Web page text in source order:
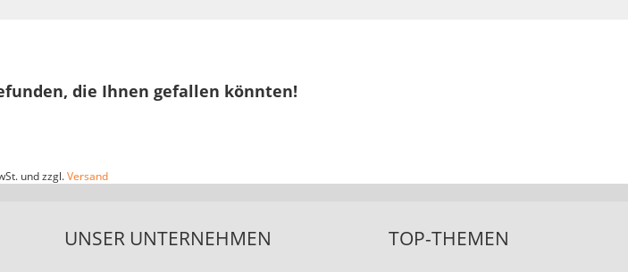
die Ihnen gefallen könnten!
und zzgl.Versand
UNSER UNTERNEHMEN TOP-THEMEN